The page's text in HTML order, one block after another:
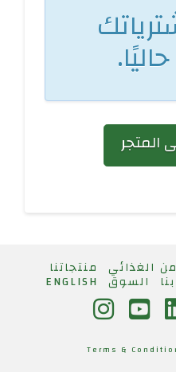
المتجر
الغذائي منتجاتنا
السوق ENGLISH
YouTube
InstagramTerms &